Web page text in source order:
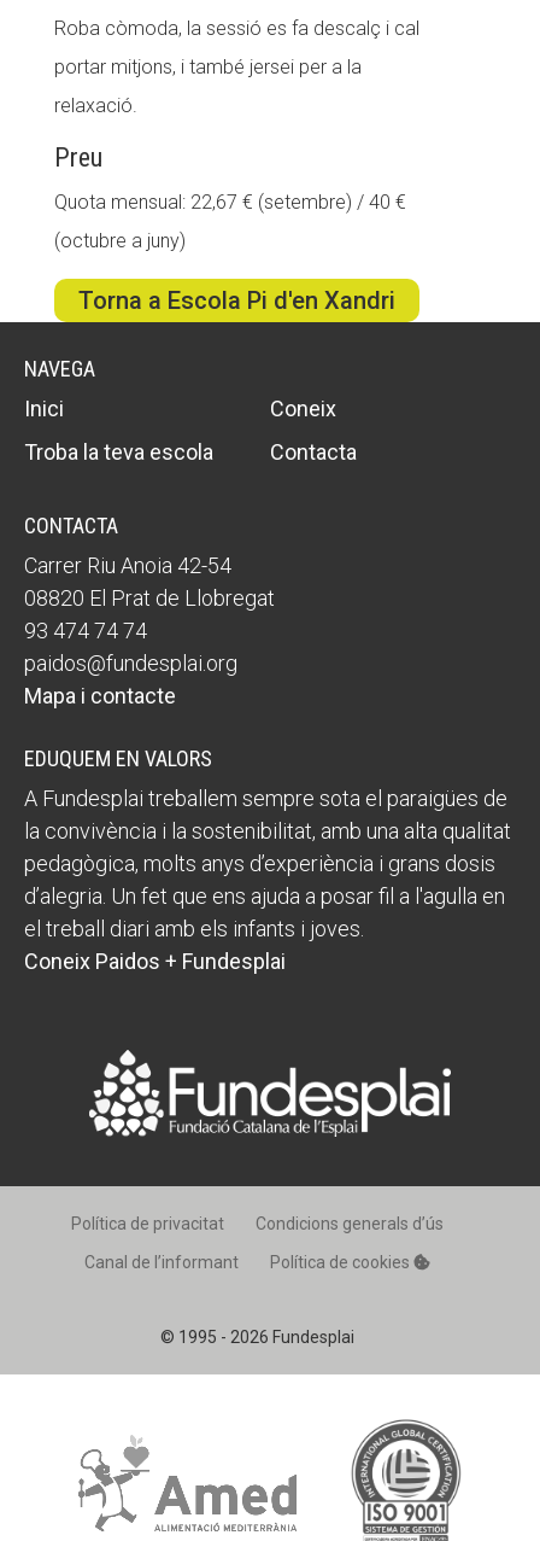
Roba còmoda, la sessió es fa descalç i cal
portar mitjons, i també jersei per a la
relaxació.
Preu
Quota mensual: 22,67 € (setembre) / 40 €
(octubre a juny)
Torna a Escola Pi d'en Xandri
NAVEGA
Inici
Coneix
Troba la teva escola
Contacta
CONTACTA
Carrer Riu Anoia 42-54
08820 El Prat de Llobregat
93 474 74 74
paidos@fundesplai.org
Mapa i contacte
EDUQUEM EN VALORS
A Fundesplai treballem sempre sota el paraigües de
la convivència i la sostenibilitat, amb una alta qualitat
pedagògica, molts anys d’experiència i grans dosis
d’alegria. Un fet que ens ajuda a posar fil a l'agulla en
el treball diari amb els infants i joves.
Coneix Paidos + Fundesplai
© 1995 - 2026 Fundesplai
Política de privacitat
Condicions generals d’ús
Canal de l’informant
Política de cookies